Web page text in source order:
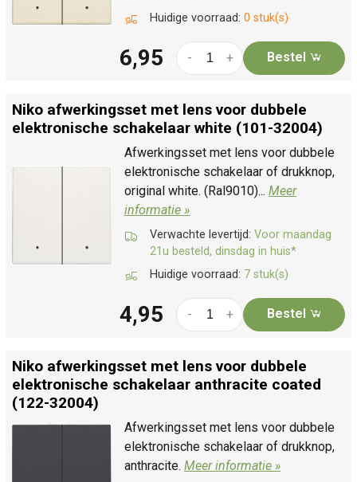
Huidige voorraad: 0 stuk(s)
6,95 +
- Bestel
Niko afwerkingsset met lens voor dubbele
elektronische schakelaar white (101-32004)
Afwerkingsset met lens voor dubbele
elektronische schakelaar of drukknop,
original white. (Ral9010)... Meer
informatie »
Verwachte levertijd: Voor maandag
21u besteld, dinsdag in huis*
Huidige voorraad: 7 stuk(s)
4,95 +
- Bestel
Niko afwerkingsset met lens voor dubbele
elektronische schakelaar anthracite coated
(122-32004)
Afwerkingsset met lens voor dubbele
elektronische schakelaar of drukknop,
anthracite. Meer informatie »